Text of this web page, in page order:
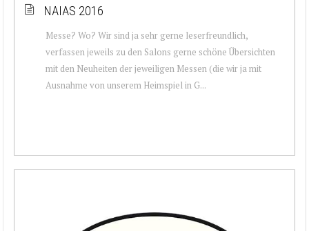
NAIAS 2016
Messe? Wo? Wir sind ja sehr gerne leserfreundlich,
verfassen jeweils zu den Salons gerne schöne Übersichten
mit den Neuheiten der jeweiligen Messen (die wir ja mit
Ausnahme von unserem Heimspiel in G...